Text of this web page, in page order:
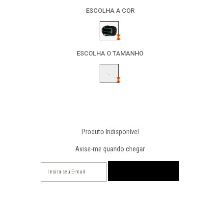
ESCOLHA A COR
ESCOLHA O TAMANHO
-
Produto Indisponível
Avise-me quando chegar